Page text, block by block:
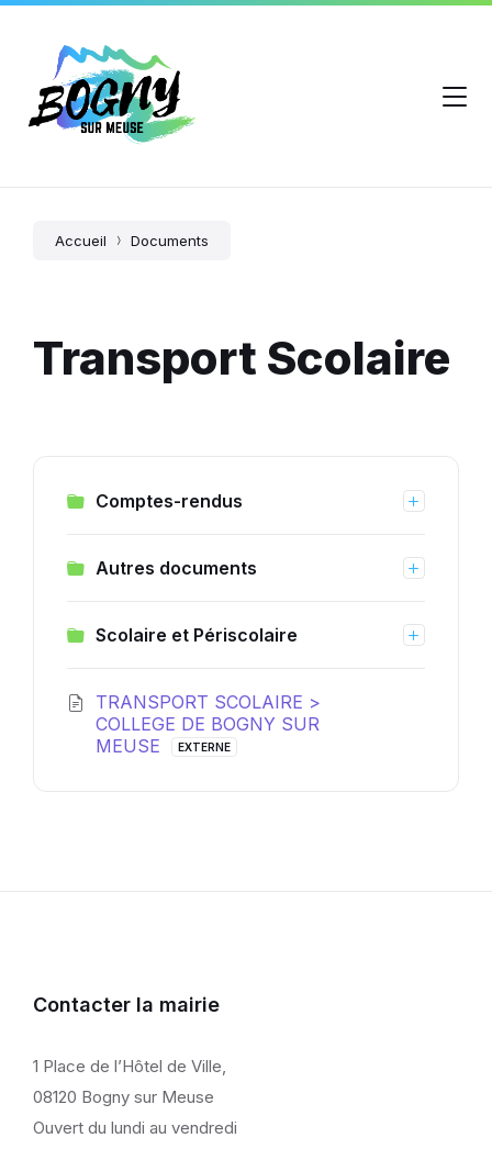
Accueil Documents
Transport Scolaire
Comptes-rendus
Autres documents
Scolaire et Périscolaire
TRANSPORT SCOLAIRE >
COLLEGE DE BOGNY SUR
MEUSE
Extension
EXTERNE
Contacter la mairie
1 Place de l’Hôtel de Ville,
08120 Bogny sur Meuse
Ouvert du lundi au vendredi